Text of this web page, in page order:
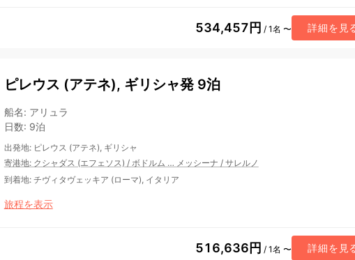
534,457円 / 1名 〜 詳細を見
ピレウス (アテネ), ギリシャ発 9泊
船名: アリュラ
日数: 9泊
出発地: ピレウス (アテネ), ギリシャ
寄港地: クシャダス (エフェソス) / ボドルム … メッシーナ / サレルノ
到着地: チヴィタヴェッキア (ローマ), イタリア
旅程を表示
516,636円 / 1名 〜 詳細を見